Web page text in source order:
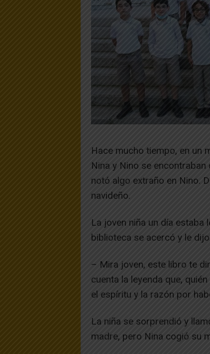
Hace mucho tiempo, en un
Nina y Nino se
notó algo extraño en Nino.
navideño.
La joven niña un día estaba
biblioteca se acercó y le
– Mira joven, este libro te
cuenta la leyenda que,
el espíritu y la razón por
La niña se sorprendió y
madre, pero Nina cogió su